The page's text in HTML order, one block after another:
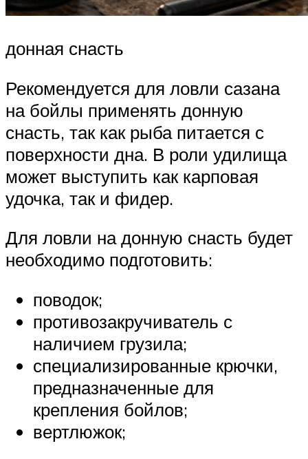
донная снасть
Рекомендуется для ловли сазана
на бойлы применять донную
снасть, так как рыба питается с
поверхности дна. В роли удилища
может выступить как карповая
удочка, так и фидер.
Для ловли на донную снасть будет
необходимо подготовить:
поводок;
противозакручиватель с
наличием грузила;
специализированные крючки,
предназначенные для
крепления бойлов;
вертлюжок;